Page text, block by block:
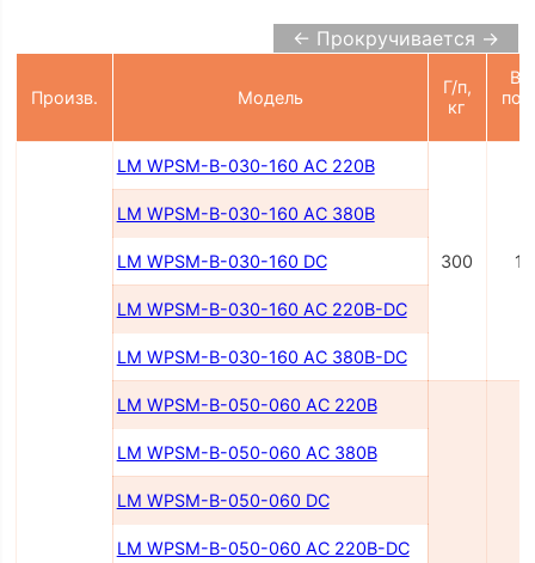
← Прокручивается →
Произв. Модель
Г/п,
кг
LM WPSM-B-030-160 AC 220В
300
LM WPSM-B-030-160 AC 380В
LM WPSM-B-030-160 DC
LM WPSM-B-030-160 AC 220B-DC
LM WPSM-B-030-160 AC 380B-DC
LM WPSM-B-050-060 AC 220B
LM WPSM-B-050-060 AC 380B
LM WPSM-B-050-060 DC
LM WPSM-B-050-060 AC 220В-DC